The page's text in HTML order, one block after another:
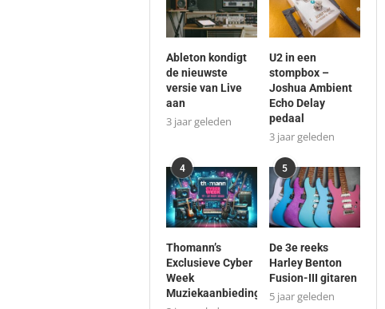
Ableton kondigt
de nieuwste
versie van Live
aan
3 jaar geleden
U2 in een
stompbox –
Joshua Ambient
Echo Delay
pedaal
3 jaar geleden
4
Thomann’s
Exclusieve Cyber
Week
Muziekaanbiedingen
5
De 3e reeks
Harley Benton
Fusion-III gitaren
5 jaar geleden